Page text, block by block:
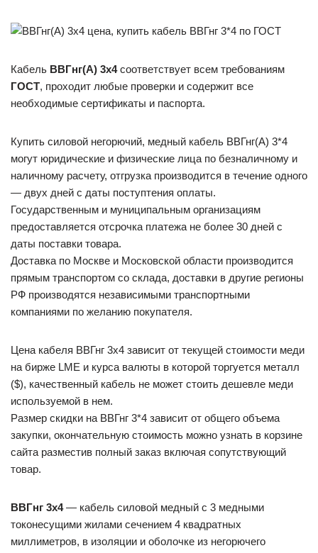
Кабель ВВГнг(А) 3х4соответствует всем требованиям
ГОСТ, проходит любые проверки и содержит все
необходимые сертификаты и паспорта.
Купить силовой негорючий, медный кабель ВВГнг(А) 3*4
могут юридические и физические лица по безналичному и
наличному расчету, отгрузка производится в течение одного
— двух дней с даты поступтения оплаты.
Государственным и муниципальным организациям
предоставляется отсрочка платежа не более 30 дней с
даты поставки товара.
Доставка по Москве и Московской области производится
прямым транспортом со склада, доставки в другие регионы
РФ производятся независимыми транспортными
компаниями по желанию покупателя.
Цена кабеля ВВГнг 3х4 зависит от текущей стоимости меди
на бирже LME и курса валюты в которой торгуется металл
($), качественный кабель не может стоить дешевле меди
используемой в нем.
Размер скидки на ВВГнг 3*4 зависит от общего объема
закупки, окончательную стоимость можно узнать в корзине
сайта разместив полный заказ включая сопутствующий
товар.
ВВГнг 3х4— кабель силовой медный с 3 медными
токонесущими жилами сечением 4 квадратных
миллиметров, в изоляции и оболочке из негорючего